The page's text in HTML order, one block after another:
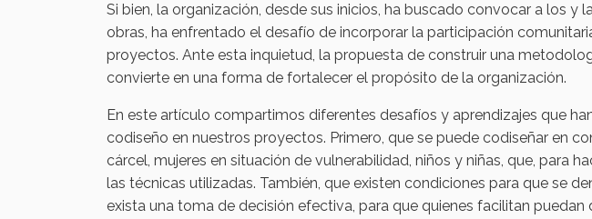
Si bien, la organización, desde sus inicios, ha buscado convocar a los y
obras, ha enfrentado el desafío de incorporar la participación
proyectos. Ante esta inquietud, la propuesta de construir una
convierte en una forma de fortalecer el propósito de la organización.
En este artículo compartimos diferentes desafíos y aprendizajes que
codiseño en nuestros proyectos. Primero, que se puede codiseñar en
cárcel, mujeres en situación de vulnerabilidad, niños y niñas, que, para
las técnicas utilizadas. También, que existen condiciones para que se
exista una toma de decisión efectiva, para que quienes facilitan puedan